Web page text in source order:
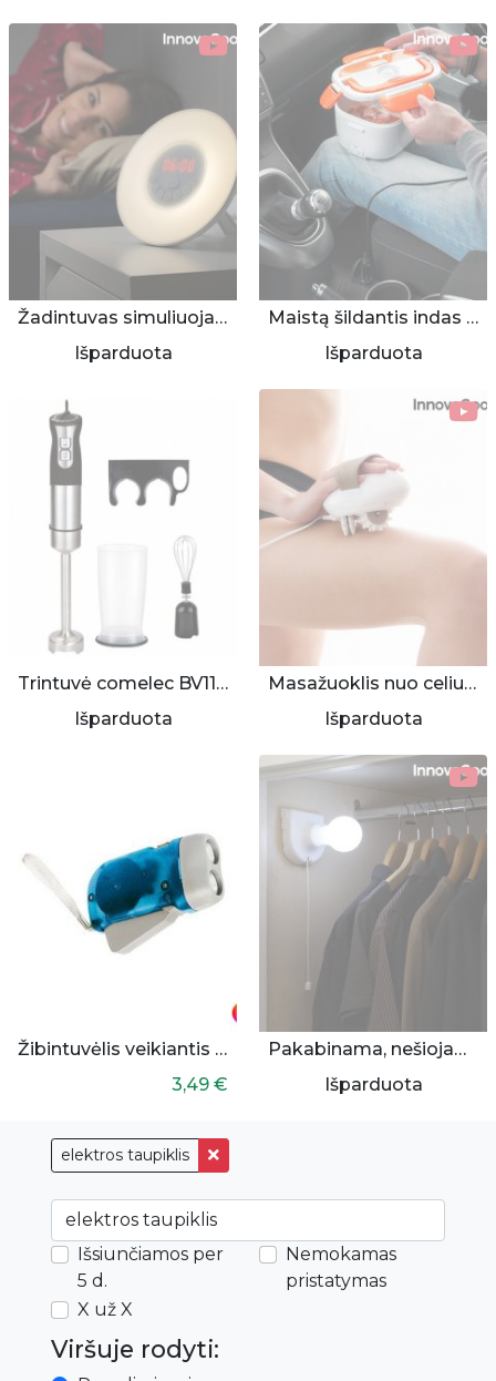
elektros taupiklis
Išsiunčiamos per
5 d.
Nemokamas
pristatymas
X už X
Viršuje rodyti:
Žadintuvas simuliuojantis saulėtekį
Išparduota
Maistą šildantis indas - automobiliui
Išparduota
Trintuvė comelec BV1138 1000W
Išparduota
Masažuoklis nuo celiulito
Išparduota
Žibintuvėlis veikiantis be baterijų
3,49 €
Pakabinama, nešiojama lemputė
Išparduota